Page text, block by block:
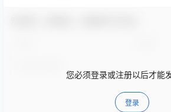
您必须登录或注册以后才能
登录